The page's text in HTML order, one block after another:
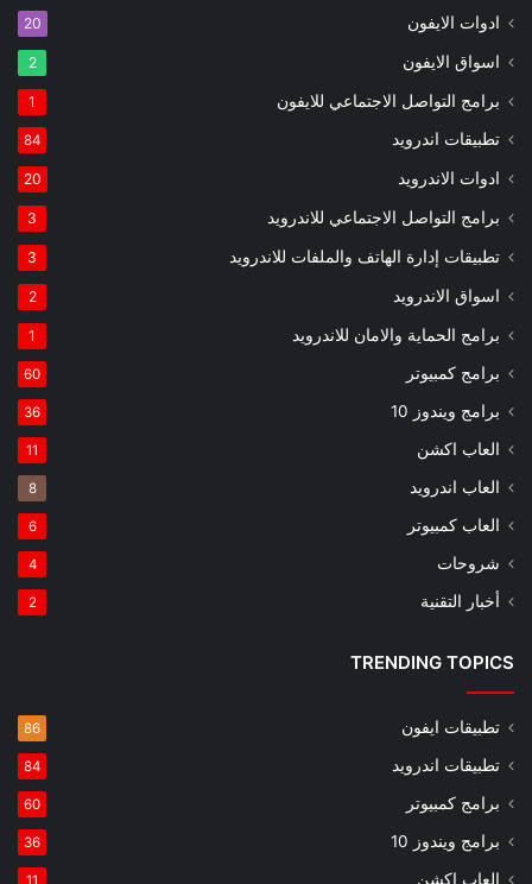
ادوات الايفون 20
اسواق الايفون 2
برامج التواصل الاجتماعي للايفون 1
تطبيقات اندرويد 84
ادوات الاندرويد 20
برامج التواصل الاجتماعي للاندرويد 3
تطبيقات إدارة الهاتف والملفات للاندرويد 3
اسواق الاندرويد 2
برامج الحماية والامان للاندرويد 1
برامج كمبيوتر 60
برامج ويندوز 10 36
العاب اكشن 11
العاب اندرويد 8
العاب كمبيوتر 6
شروحات 4
أخبار التقنية 2
TRENDING TOPICS
تطبيقات ايفون 86
تطبيقات اندرويد 84
برامج كمبيوتر 60
برامج ويندوز 10 36
العاب اكشن 11